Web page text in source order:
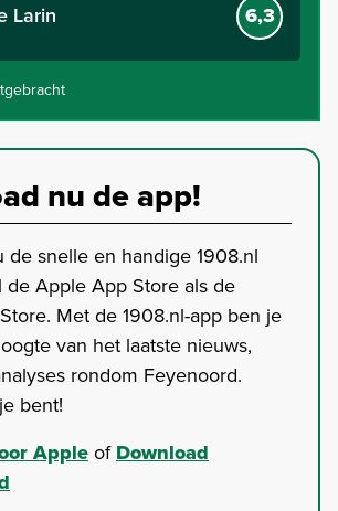
Larin 6,3
nu de app!
de snelle en handige 1908.nl
Apple App Store als de
Met de 1908.nl-app ben je
van het laatste nieuws,
rondom Feyenoord.
bent!
AppleofDownload